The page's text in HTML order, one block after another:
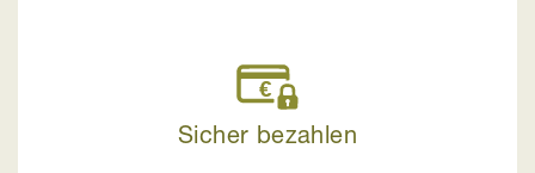
Sicher bezahlen